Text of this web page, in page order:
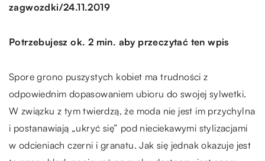
zagwozdki/24.11.2019
Potrzebujesz ok. 2 min. aby przeczytać ten wpis
Spore grono puszystych kobiet ma trudności z
odpowiednim dopasowaniem ubioru do swojej sylwetki.
W związku z tym twierdzą, że moda nie jest im przychylna
i postanawiają „ukryć się” pod nieciekawymi stylizacjami
w odcieniach czerni i granatu. Jak się jednak okazuje jest